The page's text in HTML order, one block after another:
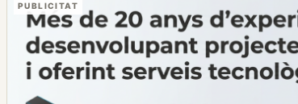
PUBLICITAT